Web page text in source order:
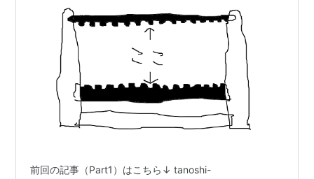
前回の記事（Part1）はこちら↓ tanoshi-